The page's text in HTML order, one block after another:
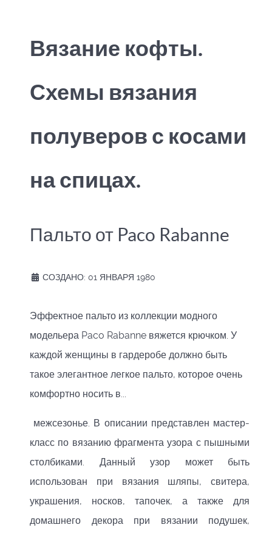
Вязание кофты.
Схемы вязания
полуверов с косами
на спицах.
Пальто от Paco Rabanne
СОЗДАНО: 01 ЯНВАРЯ 1980
Эффектное пальто из коллекции модного
модельера Paco Rabanne вяжется крючком. У
каждой женщины в гардеробе должно быть
такое элегантное легкое пальто, которое очень
комфортно носить в...
межсезонье. В описании представлен мастер-
класс по вязанию фрагмента узора с пышными
столбиками. Данный узор может быть
использован при вязания шляпы, свитера,
украшения, носков, тапочек, а также для
домашнего декора при вязании подушек,